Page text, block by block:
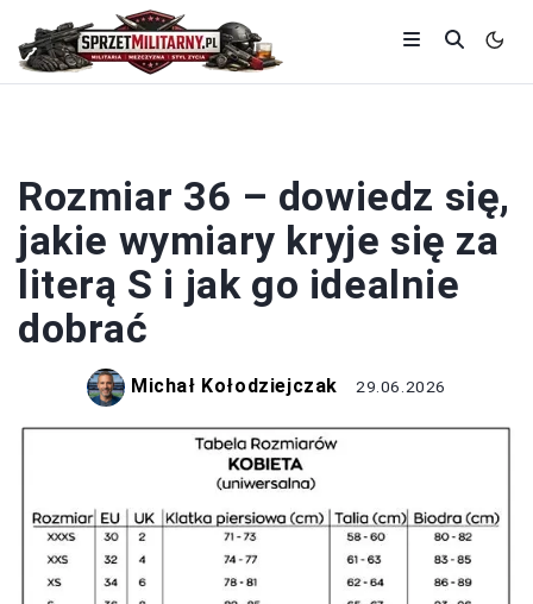
Rozmiar 36 – dowiedz się,
jakie wymiary kryje się za
literą S i jak go idealnie
dobrać
Michał Kołodziejczak 29.06.2026